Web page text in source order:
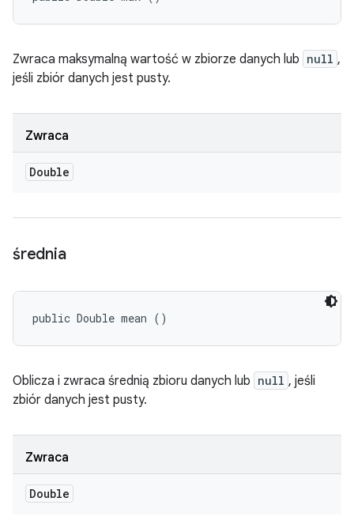
Zwraca maksymalną wartość w zbiorze danych lub null ,
jeśli zbiór danych jest pusty.
Zwraca
Double
średnia
public Double mean ()
Oblicza i zwraca średnią zbioru danych lub null , jeśli
zbiór danych jest pusty.
Zwraca
Double